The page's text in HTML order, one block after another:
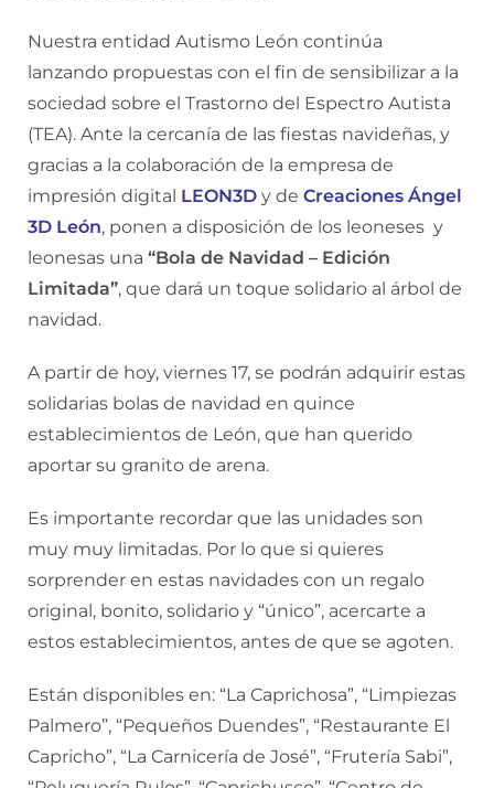
Nuestra entidad Autismo León continúa
lanzando propuestas con el fin de sensibilizar a la
sociedad sobre el Trastorno del Espectro Autista
(TEA). Ante la cercanía de las fiestas navideñas, y
gracias a la colaboración de la empresa de
impresión digital LEON3D y de Creaciones Ángel
3D León, ponen a disposición de los leoneses y
leonesas una “Bola de Navidad – Edición
Limitada”, que dará un toque solidario al árbol de
navidad.
A partir de hoy, viernes 17, se podrán adquirir estas
solidarias bolas de navidad en quince
establecimientos de León, que han querido
aportar su granito de arena.
Es importante recordar que las unidades son
muy muy limitadas. Por lo que si quieres
sorprender en estas navidades con un regalo
original, bonito, solidario y “único”, acercarte a
estos establecimientos, antes de que se agoten.
Están disponibles en: “La Caprichosa”, “Limpiezas
Palmero”, “Pequeños Duendes”, “Restaurante El
Capricho”, “La Carnicería de José”, “Frutería Sabi”,